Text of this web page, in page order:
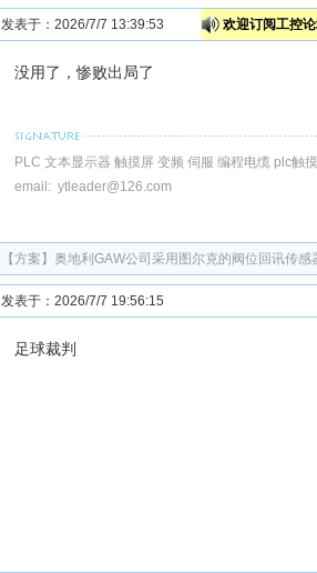
发表于：2026/7/7 13:39:53 欢迎订阅工控
没用了，惨败出局了
PLC 文本显示器 触摸屏 变频 伺服 编程电缆 plc触
email: ytleader@126.com
【方案】 奥地利GAW公司采用图尔克的阀位回讯传感
发表于：2026/7/7 19:56:15
足球裁判